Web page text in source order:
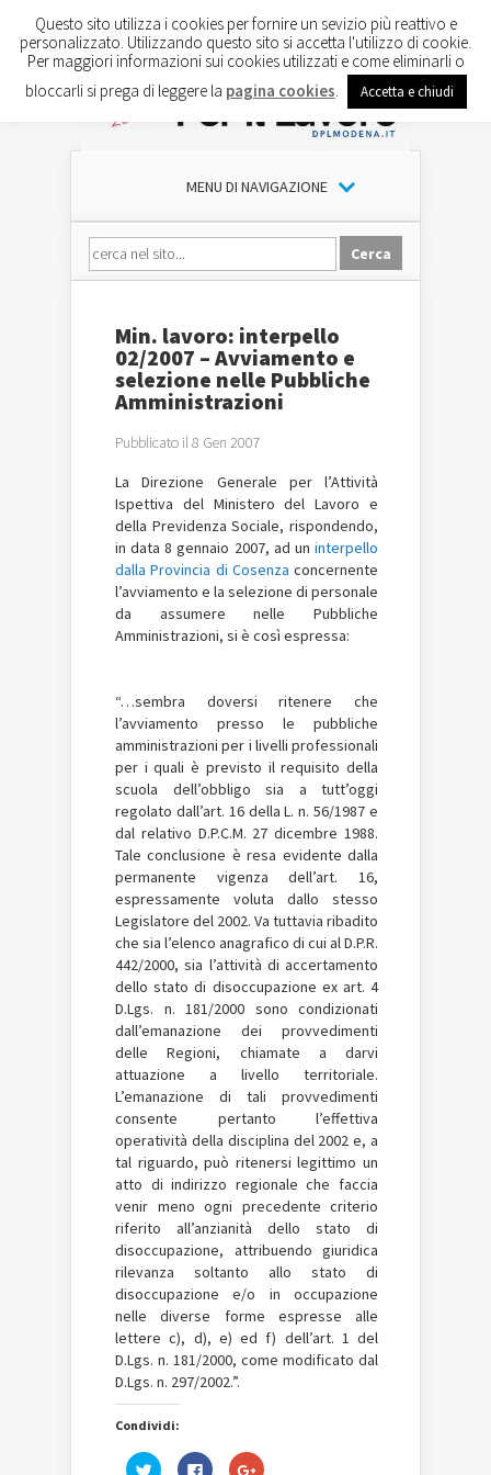
MENU DI NAVIGAZIONE
Min. lavoro: interpello
02/2007 – Avviamento e
selezione nelle Pubbliche
Amministrazioni
Pubblicato il 8 Gen 2007
La Direzione Generale per l’Attività
Ispettiva del Ministero del Lavoro e
della Previdenza Sociale, rispondendo,
in data 8 gennaio 2007, ad un interpello
dalla Provincia di Cosenza concernente
l’avviamento e la selezione di personale
da assumere nelle Pubbliche
Amministrazioni, si è così espressa:
“…sembra doversi ritenere che
l’avviamento presso le pubbliche
amministrazioni per i livelli professionali
per i quali è previsto il requisito della
scuola dell’obbligo sia a tutt’oggi
regolato dall’art. 16 della L. n. 56/1987 e
dal relativo D.P.C.M. 27 dicembre 1988.
Tale conclusione è resa evidente dalla
permanente vigenza dell’art. 16,
espressamente voluta dallo stesso
Legislatore del 2002. Va tuttavia ribadito
che sia l’elenco anagrafico di cui al D.P.R.
442/2000, sia l’attività di accertamento
dello stato di disoccupazione ex art. 4
D.Lgs. n. 181/2000 sono condizionati
dall’emanazione dei provvedimenti
delle Regioni, chiamate a darvi
attuazione a livello territoriale.
L’emanazione di tali provvedimenti
consente pertanto l’effettiva
operatività della disciplina del 2002 e, a
tal riguardo, può ritenersi legittimo un
atto di indirizzo regionale che faccia
venir meno ogni precedente criterio
riferito all’anzianità dello stato di
disoccupazione, attribuendo giuridica
rilevanza soltanto allo stato di
disoccupazione e/o in occupazione
nelle diverse forme espresse alle
lettere c), d), e) ed f) dell’art. 1 del
D.Lgs. n. 181/2000, come modificato dal
D.Lgs. n. 297/2002.”.
Condividi:
Fai Fai Fai
Questo sito utilizza i cookies per fornire un sevizio più reattivo e
personalizzato. Utilizzando questo sito si accetta l'utilizzo di cookie.
Per maggiori informazioni sui cookies utilizzati e come eliminarli o
bloccarli si prega di leggere la pagina cookies Accetta e chiudi